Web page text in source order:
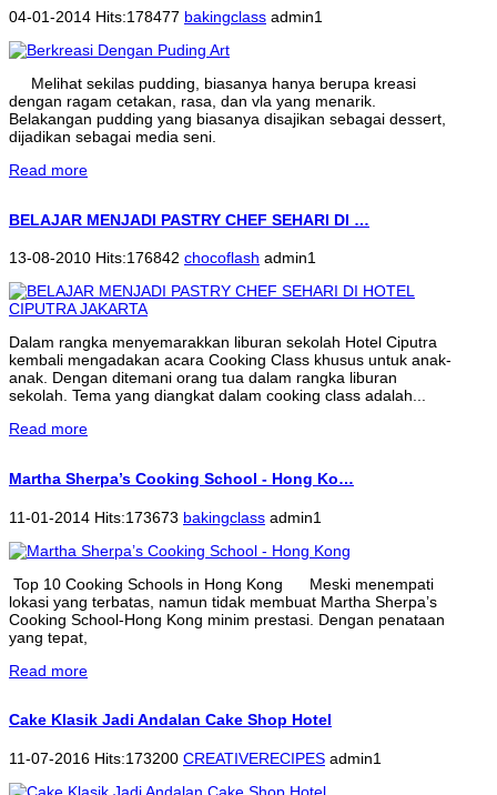
04-01-2014 Hits:178477 bakingclass admin1
Melihat sekilas pudding, biasanya hanya berupa kreasi
dengan ragam cetakan, rasa, dan vla yang menarik.
Belakangan pudding yang biasanya disajikan sebagai dessert,
dijadikan sebagai media seni.
Read more
BELAJAR MENJADI PASTRY CHEF SEHARI DI …
13-08-2010 Hits:176842 chocoflash admin1
Dalam rangka menyemarakkan liburan sekolah Hotel Ciputra
kembali mengadakan acara Cooking Class khusus untuk anak-
anak. Dengan ditemani orang tua dalam rangka liburan
sekolah. Tema yang diangkat dalam cooking class adalah...
Read more
Martha Sherpa’s Cooking School - Hong Ko…
11-01-2014 Hits:173673 bakingclass admin1
Top 10 Cooking Schools in Hong Kong Meski menempati
lokasi yang terbatas, namun tidak membuat Martha Sherpa’s
Cooking School-Hong Kong minim prestasi. Dengan penataan
yang tepat,
Read more
Cake Klasik Jadi Andalan Cake Shop Hotel
11-07-2016 Hits:173200 CREATIVERECIPES admin1